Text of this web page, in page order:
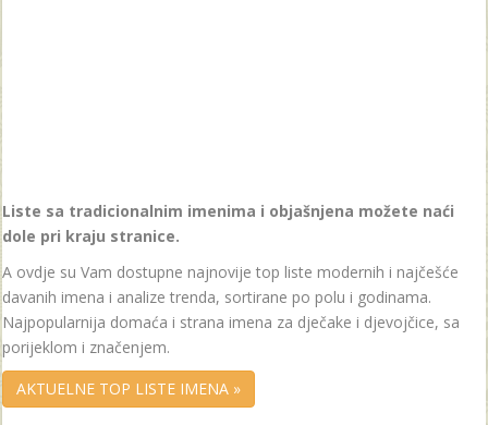
Liste sa tradicionalnim imenima i objašnjena možete naći
dole pri kraju stranice.
A ovdje su Vam dostupne najnovije top liste modernih i najčešće
davanih imena i analize trenda, sortirane po polu i godinama.
Najpopularnija domaća i strana imena za dječake i djevojčice, sa
porijeklom i značenjem.
AKTUELNE TOP LISTE IMENA »